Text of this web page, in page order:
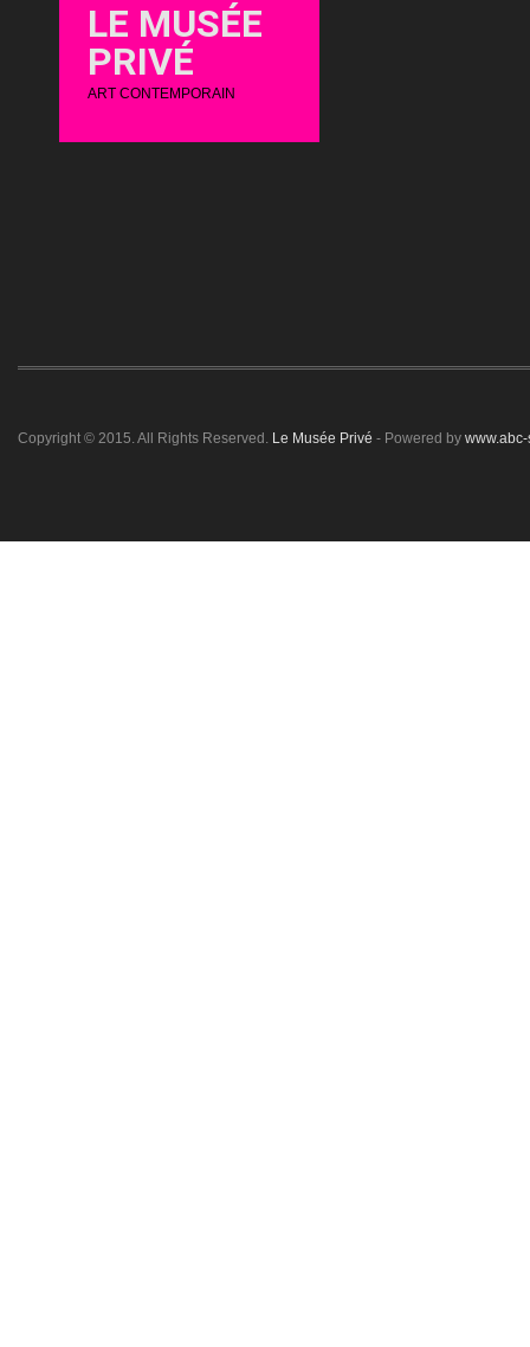
LE MUSÉE
PRIVÉ
ART CONTEMPORAIN
Copyright © 2015. All Rights Reserved. Le Musée Privé - Powered by